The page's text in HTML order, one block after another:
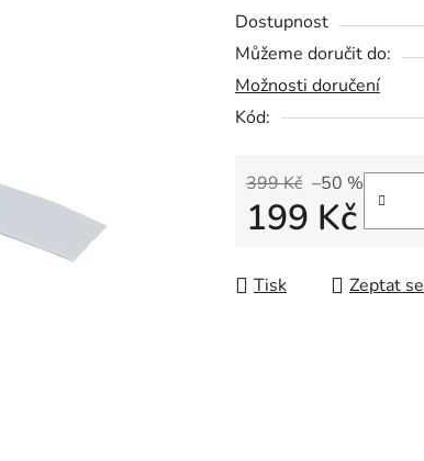
je
0,0
z
5
Dostupnost
Můžeme doručit do:
Možnosti doručení
Kód:
399 Kč –50 %
199 Kč
Tisk Zeptat se